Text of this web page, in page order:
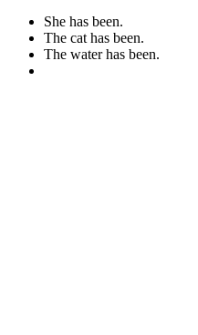
She has been.
The cat has been.
The water has been.